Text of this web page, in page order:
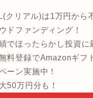
クリアル)は1万円から
ドファンディング！
でほったらかし投資に
料登録でAmazonギフ
ーン実施中！
50万円分も！